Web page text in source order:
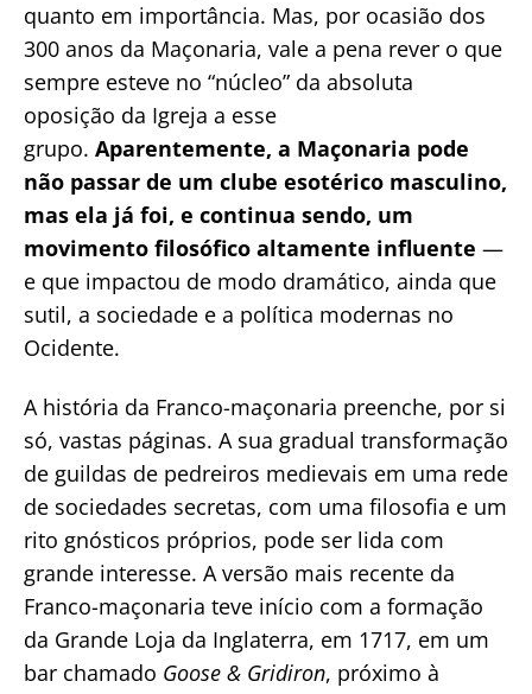
quanto em importância. Mas, por ocasião dos
300 anos da Maçonaria, vale a pena rever o que
sempre esteve no “núcleo” da absoluta
oposição da Igreja a esse
grupo. Aparentemente, a Maçonaria pode
não passar de um clube esotérico masculino,
mas ela já foi, e continua sendo, um
movimento filosófico altamente influente —
e que impactou de modo dramático, ainda que
sutil, a sociedade e a política modernas no
Ocidente.
A história da Franco-maçonaria preenche, por si
só, vastas páginas. A sua gradual transformação
de guildas de pedreiros medievais em uma rede
de sociedades secretas, com uma filosofia e um
rito gnósticos próprios, pode ser lida com
grande interesse. A versão mais recente da
Franco-maçonaria teve início com a formação
da Grande Loja da Inglaterra, em 1717, em um
bar chamado Goose & Gridiron, próximo à